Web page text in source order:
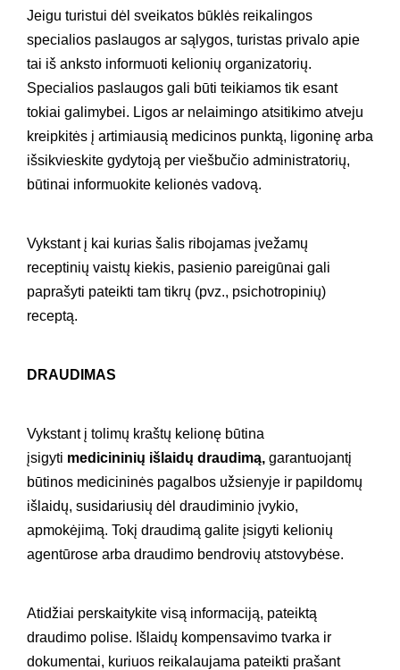
Jeigu turistui dėl sveikatos būklės reikalingos
specialios paslaugos ar sąlygos, turistas privalo apie
tai iš anksto informuoti kelionių organizatorių.
Specialios paslaugos gali būti teikiamos tik esant
tokiai galimybei. Ligos ar nelaimingo atsitikimo atveju
kreipkitės į artimiausią medicinos punktą, ligoninę arba
išsikvieskite gydytoją per viešbučio administratorių,
būtinai informuokite kelionės vadovą.
Vykstant į kai kurias šalis ribojamas įvežamų
receptinių vaistų kiekis, pasienio pareigūnai gali
paprašyti pateikti tam tikrų (pvz., psichotropinių)
receptą.
DRAUDIMAS
Vykstant į tolimų kraštų kelionę būtina
įsigyti medicininių išlaidų draudimą, garantuojantį
būtinos medicininės pagalbos užsienyje ir papildomų
išlaidų, susidariusių dėl draudiminio įvykio,
apmokėjimą. Tokį draudimą galite įsigyti kelionių
agentūrose arba draudimo bendrovių atstovybėse.
Atidžiai perskaitykite visą informaciją, pateiktą
draudimo polise. Išlaidų kompensavimo tvarka ir
dokumentai, kuriuos reikalaujama pateikti prašant